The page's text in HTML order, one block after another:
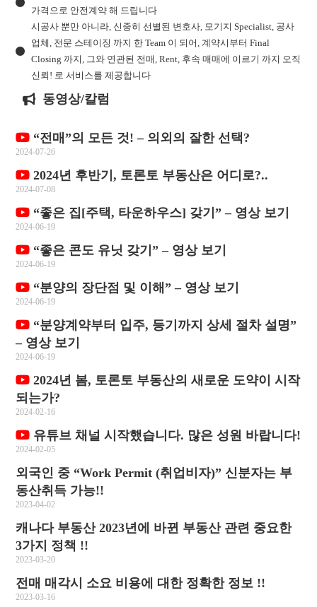
가격으로 안전계약 해 드립니다
시공사 뿐만 아니라, 신중히 선별된 변호사, 모기지 Specialist, 공사
업체, 전문 스테이징 까지 한 Team 이 되어, 계약시부터 Final
Closing 까지, 그와 연관된 전매, Rent, 후속 매매에 이르기 까지 오직
신뢰! 로 서비스를 제공합니다
동영상/칼럼
“전매”의 모든 것! – 의외의 잘한 선택?
2024-07-26
2024년 후반기, 토론토 부동산은 어디로?..
2024-07-08
“좋은 집[주택, 타운하우스] 갖기” – 영상 보기
2024-06-19
“좋은 콘도 유닛 갖기” – 영상 보기
2024-06-19
“분양의 장단점 및 이해” – 영상 보기
2024-06-19
“분양계약부터 입주, 등기까지 상세 절차 설명”
– 영상 보기
2024-06-19
2024년 봄, 토론토 부동산의 새로운 도약이 시작
되는가?
2024-02-16
유튜브 채널 시작했습니다. 많은 성원 바랍니다!
2024-02-05
외국인 중 “Work Permit (취업비자)” 신분자는 부
동산취득 가능!!
2023-04-02
캐나다 부동산 2023년에 바뀐 부동산 관련 중요한
3가지 정책 !!
2023-03-20
전매 매각시 소요 비용에 대한 정확한 정보 !!
2023-03-16